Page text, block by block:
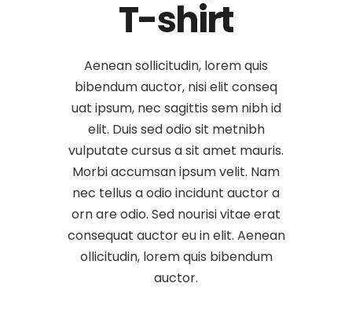
T-shirt
Aenean sollicitudin, lorem quis
bibendum auctor, nisi elit conseq
uat ipsum, nec sagittis sem nibh id
elit. Duis sed odio sit metnibh
vulputate cursus a sit amet mauris.
Morbi accumsan ipsum velit. Nam
nec tellus a odio incidunt auctor a
orn are odio. Sed nourisi vitae erat
consequat auctor eu in elit. Aenean
ollicitudin, lorem quis bibendum
auctor.